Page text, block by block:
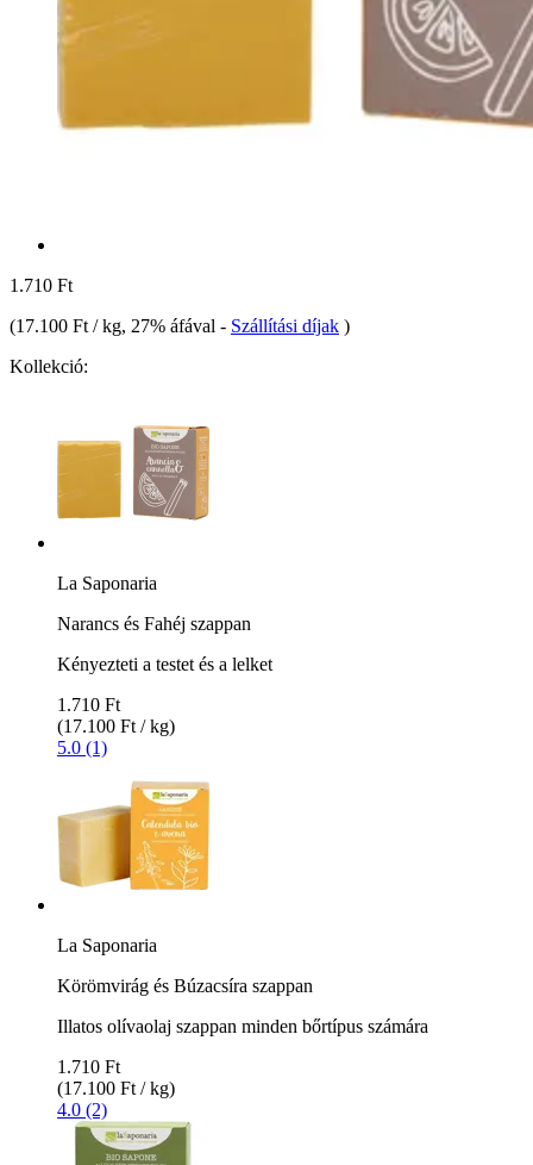
1.710 Ft
(17.100 Ft / kg, 27% áfával - Szállítási díjak )
Kollekció:
La Saponaria
Narancs és Fahéj szappan
Kényezteti a testet és a lelket
1.710 Ft
(17.100 Ft / kg)
5.0 (1)
La Saponaria
Körömvirág és Búzacsíra szappan
Illatos olívaolaj szappan minden bőrtípus számára
1.710 Ft
(17.100 Ft / kg)
4.0 (2)